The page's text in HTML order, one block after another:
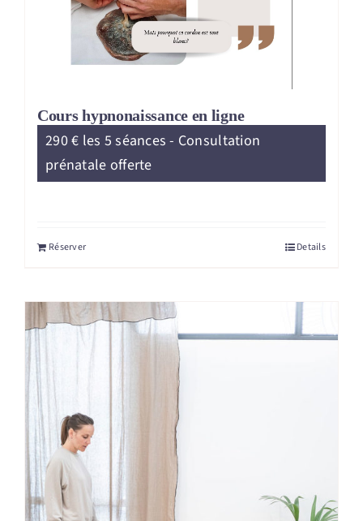
Cours hypnonaissance en ligne
290 € les 5 séances - Consultation
prénatale offerte
Réserver Details